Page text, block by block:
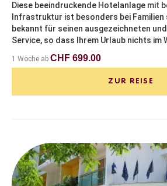
Diese beeindruckende Hotelanlage mit
Infrastruktur ist besonders bei Familien
bekannt für seinen ausgezeichneten
Service, so dass Ihrem Urlaub nichts im
1 Woche ab CHF 699.00
ZUR REISE